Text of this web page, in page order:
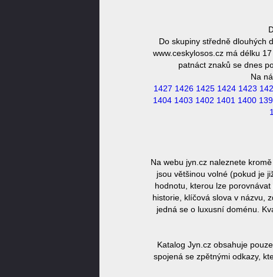
Do skupiny středně dlouhých
www.ceskylosos.cz má délku
patnáct znaků se dnes
Na
1427 1426 1425 1424 1423
1404 1403 1402 1401 1400
Na webu jyn.cz naleznete
jsou většinou volné (pokud je
hodnotu, kterou lze
historie, klíčová slova v názvu,
jedná se o luxusní doménu.
Katalog Jyn.cz obsahuje
spojená se zpětnými odkazy,